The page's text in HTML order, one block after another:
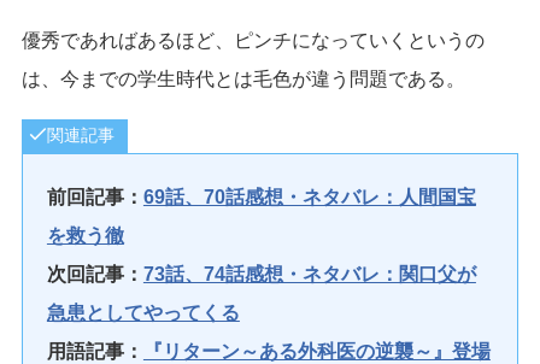
優秀であればあるほど、ピンチになっていくというの
は、今までの学生時代とは毛色が違う問題である。
関連記事
前回記事： 69話、70話感想・ネタバレ：人間国宝
を救う徹
次回記事： 73話、74話感想・ネタバレ：関口父が
急患としてやってくる
用語記事：
『リターン～ある外科医の逆襲～』登場